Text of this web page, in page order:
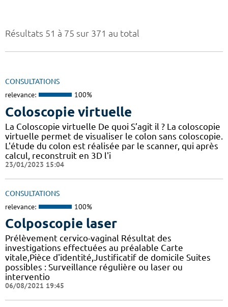
Résultats 51 à 75 sur 371 au total
CONSULTATIONS
relevance: 100%
Coloscopie virtuelle
La Coloscopie virtuelle De quoi S’agit il ? La coloscopie
virtuelle permet de visualiser le colon sans coloscopie.
L'étude du colon est réalisée par le scanner, qui après
calcul, reconstruit en 3D l'i
23/01/2023 15:04
CONSULTATIONS
relevance: 100%
Colposcopie laser
Prélèvement cervico-vaginal Résultat des
investigations effectuées au préalable Carte
vitale,Pièce d'identité,Justificatif de domicile Suites
possibles : Surveillance régulière ou laser ou
interventio
06/08/2021 19:45